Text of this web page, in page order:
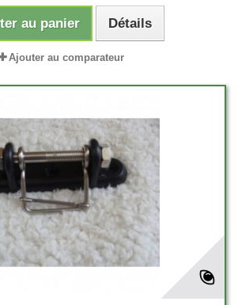
au panier Détails
Ajouter au comparateur